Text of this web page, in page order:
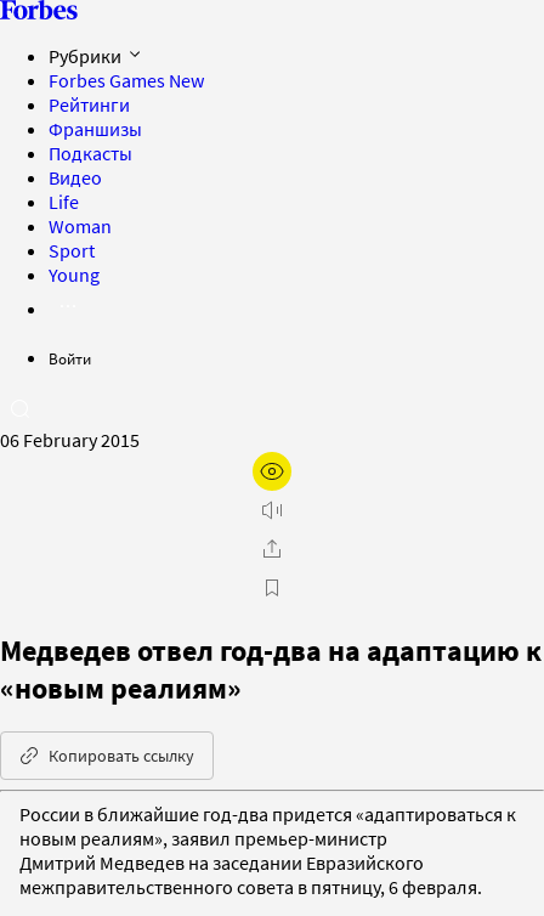
Рубрики
Forbes Games New
Рейтинги
Франшизы
Подкасты
Видео
Life
Woman
Sport
Young
Войти
06 February 2015
Медведев отвел год-два на адаптацию к
«новым реалиям»
Копировать ссылку
России в ближайшие год-два придется «адаптироваться к
новым реалиям», заявил премьер-министр
Дмитрий Медведев на заседании Евразийского
межправительственного совета в пятницу, 6 февраля.